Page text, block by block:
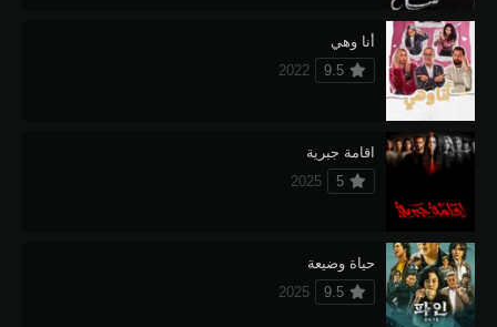
أنا وهي
9.5
2022
اقامة جبرية
5
2025
حياة وضيعة
9.5
2025